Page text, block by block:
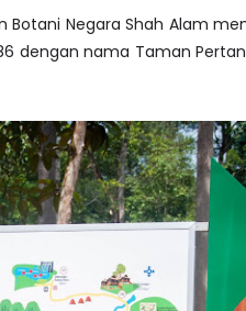
Botani Negara Shah Alam
dengan nama Taman